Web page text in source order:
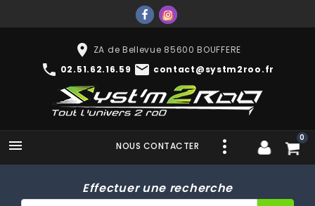
place ZA de Bellevue 85600 BOUFFERE
phone 02.51.62.16.59 mail contact@systm2roo.fr
 0
NOUS CONTACTER
Effectuer une recherche